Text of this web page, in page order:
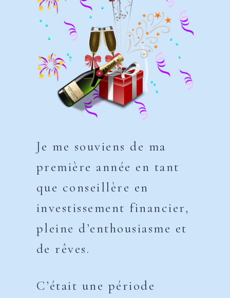
Je me souviens de ma
première année en tant
que conseillère en
investissement financier,
pleine d’enthousiasme et
de rêves.
C’était une période